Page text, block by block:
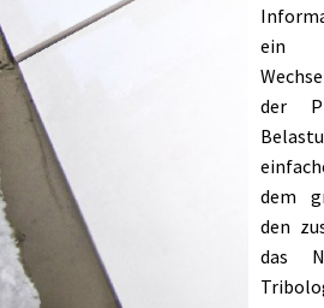
ein
der
dem
den
das